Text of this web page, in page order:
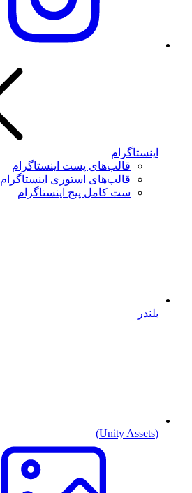
اینستاگرام
قالب‌های پست اینستاگرام
قالب‌های استوری اینستاگرام
ست کامل پیج اینستاگرام
بلندر
(Unity Assets)